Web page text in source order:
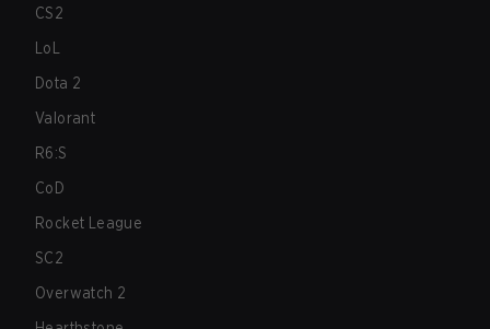
CS2
LoL
Dota 2
Valorant
R6:S
CoD
Rocket League
SC2
Overwatch 2